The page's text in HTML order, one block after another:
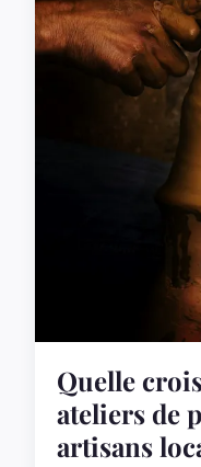
Quelle
ateliers de
artisans